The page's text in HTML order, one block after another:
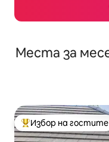
Места за
Най-популярен
Избор на гостите